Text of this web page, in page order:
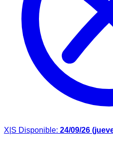
X|S Disponible: 24/09/26